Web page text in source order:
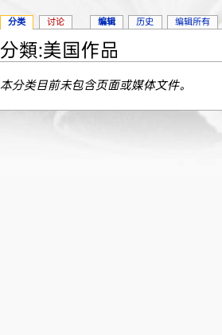
分類:美国作品
本分类目前未包含页面或媒体文件。
分类 讨论 编辑 历史 编辑所有